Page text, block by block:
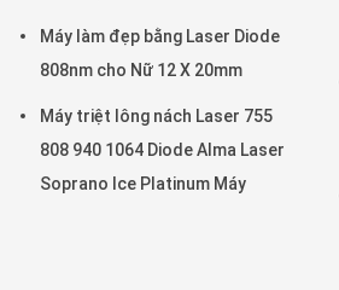
Máy làm đẹp bằng Laser Diode
808nm cho Nữ 12 X 20mm
Máy triệt lông nách Laser 755
808 940 1064 Diode Alma Laser
Soprano Ice Platinum Máy